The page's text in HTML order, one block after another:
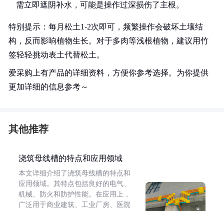
需立即遮阴补水，可能是操作过深损伤了主根。
特别提示：每月松土1-2次即可，频繁操作会破坏土壤结
构，反而影响植物生长。对于多肉等浅根植物，建议用竹
签轻轻挑动表土代替松土。
爱采购上有产品的详细资料，方便你参考选择。为你提供
更加详细的信息参考～
其他推荐
浇筑母线槽的特点和应用领域
本文详细介绍了浇筑母线槽的特点和
应用领域。其特点包括良好的电气、
机械、防火和防护性能。在应用上，
广泛用于商业建筑、工业厂房、医院